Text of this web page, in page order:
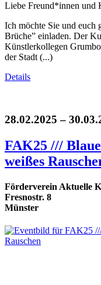
Liebe Freund*innen und
Ich möchte Sie und euch
Brüche” einladen. Der
Künstlerkollegen
der Stadt (...)
Details
28.02.2025 –
FAK25 ///
weißes
Förderverein Aktuelle
Fresnostr. 8
Münster